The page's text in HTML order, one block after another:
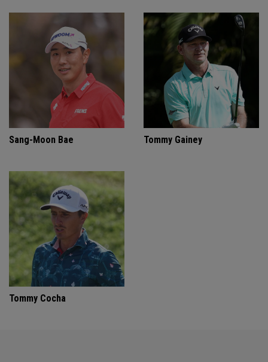
Sang-Moon Bae Tommy Gainey
Tommy Cocha